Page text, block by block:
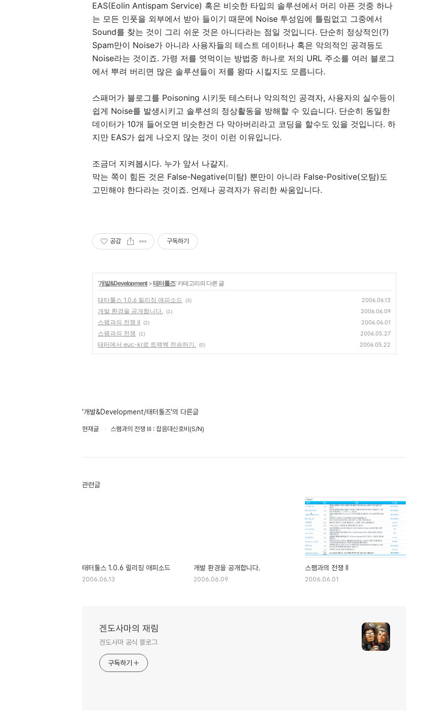
EAS(Eolin Antispam Service) 혹은 비슷한 타입의 솔루션에서 머리 아픈 것중 하나
는 모든 인풋을 외부에서 받아 들이기 때문에 Noise 투성임에 틀림없고 그중에서
Sound를 찾는 것이 그리 쉬운 것은 아니다라는 점일 것입니다. 단순히 정상적인(?)
Spam만이 Noise가 아니라 사용자들의 테스트 데이터나 혹은 악의적인 공격등도
Noise라는 것이죠. 가령 저를 엿먹이는 방법중 하나로 저의 URL 주소를 여러 블로그
에서 뿌려 버리면 많은 솔루션들이 저를 왕따 시킬지도 모릅니다.
스패머가 블로그를 Poisoning 시키듯 테스터나 악의적인 공격자, 사용자의 실수등이
쉽게 Noise를 발생시키고 솔루션의 정상활동을 방해할 수 있습니다. 단순히 동일한
데이터가 10개 들어오면 비슷한건 다 막아버리라고 코딩을 할수도 있을 것입니다. 하
지만 EAS가 쉽게 나오지 않는 것이 이런 이유입니다.
조금더 지켜봅시다. 누가 앞서 나갈지.
막는 쪽이 힘든 것은 False-Negative(미탐) 뿐만이 아니라 False-Positive(오탐)도
고민해야 한다라는 것이죠. 언제나 공격자가 유리한 싸움입니다.
공감 구독하기
'개발&Development>태터툴즈' 카테고리의 다른 글
태터툴스 1.0.6 릴리징 애피소드 (3) 2006.06.13
개발 환경을 공개합니다. (1) 2006.06.09
스팸과의 전쟁 II (2) 2006.06.01
스팸과의 전쟁 (1) 2006.05.27
태터에서 euc-kr로 트랙백 전송하기. (0) 2006.05.22
'개발&Development/태터툴즈'의 다른글
현재글 스팸과의 전쟁 III : 잡음대신호비(S/N)
관련글
태터툴스 1.0.6 릴리징 애피소드
2006.06.13
개발 환경을 공개합니다.
2006.06.09
스팸과의 전쟁 II
2006.06.01
겐도사마의 재림
겐도사마 공식 블로그
구독하기